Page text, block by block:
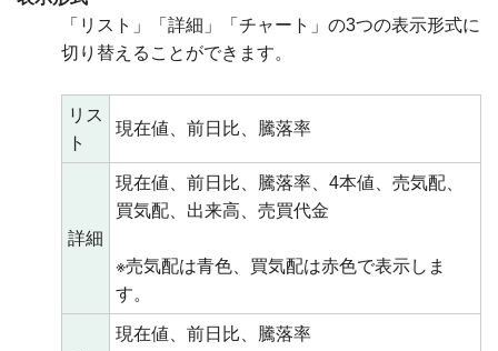
「リスト」「詳細」「チャート」の3つの表示形式に
切り替えることができます。
リス
ト
現在値、前日比、騰落率
詳細
現在値、前日比、騰落率、4本値、売気配、
買気配、出来高、売買代金
※売気配は青色、買気配は赤色で表示しま
す。
現在値、前日比、騰落率